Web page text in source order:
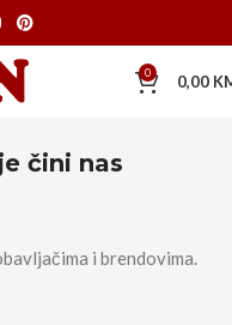
0 0,00
čini nas
i brendovima.